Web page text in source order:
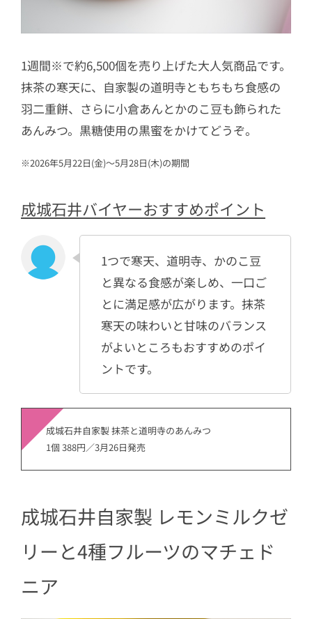
1週間※で約6,500個を売り上げた大人気商品です。
抹茶の寒天に、自家製の道明寺ともちもち食感の
羽二重餅、さらに小倉あんとかのこ豆も飾られた
あんみつ。黒糖使用の黒蜜をかけてどうぞ。
※2026年5月22日(金)～5月28日(木)の期間
成城石井バイヤーおすすめポイント
1つで寒天、道明寺、かのこ豆
と異なる食感が楽しめ、一口ご
とに満足感が広がります。抹茶
寒天の味わいと甘味のバランス
がよいところもおすすめのポイ
ントです。
成城石井自家製 抹茶と道明寺のあんみつ
1個 388円／3月26日発売
成城石井自家製 レモンミルクゼ
リーと4種フルーツのマチェド
ニア